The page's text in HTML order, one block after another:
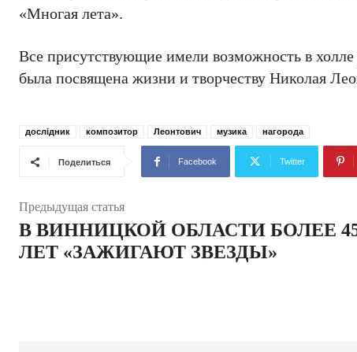
«Многая лета».
Все присутствующие имели возможность в холле
была посвящена жизни и творчеству Николая
дослідник композитор Леонтович музика нагорода
Поделиться Facebook Twitter
Предыдущая статья
В ВИННИЦКОЙ ОБЛАСТИ БОЛЕЕ
ЛЕТ «ЗАЖИГАЮТ ЗВЕЗДЫ»